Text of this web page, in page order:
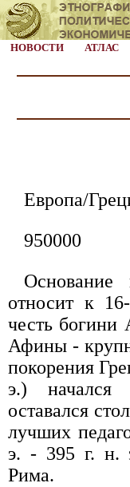
НОВОСТИ АТЛАС
Европа/
950000
Основание
относит к
честь
Афины -
покорения
э.)
оставался
лучших
э. - 395 г. н.
Рима.